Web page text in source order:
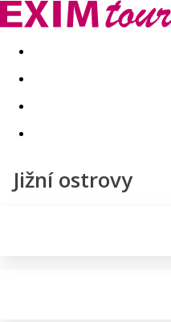
Akční nabídky Last minute
Jižní ostrovy